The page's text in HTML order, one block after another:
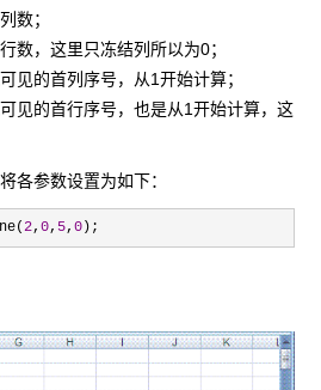
数；
数，这里只冻结列所以为0；
见的首列序号，从1开始计算；
见的首行序号，也是从1开始计算，这
各参数设置为如下：
2, 0, 5, 0);